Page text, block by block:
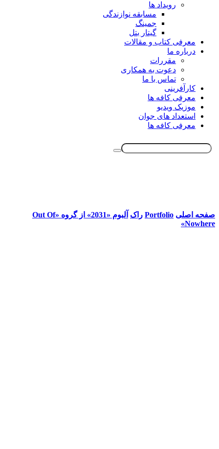
رویداد ها
مسابقه نوازندگی
جمینگ
گیتار بتل
معرفی کتاب و مقالات
درباره ما
مقررات
دعوت به همکاری
تماس با ما
کارآفرینی
معرفی کافه ها
موزیک ویدیو
استعداد های جوان
معرفی کافه ها
صفحه اصلی Portfolio راک
آلبوم «2031» از گروه «Out Of
Nowhere»